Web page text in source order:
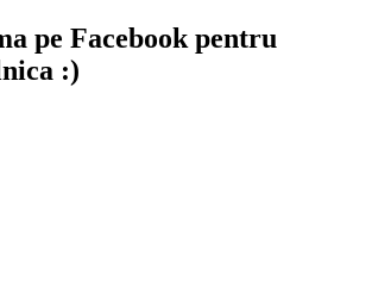
pe Facebook pentru
:)